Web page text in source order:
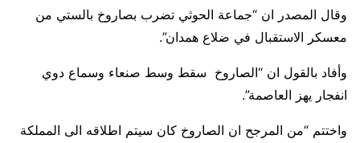
وقال المصدر ان “جماعة الحوثي تضرب بصاروخ بالستي من
معسكر الاستقبال في ضلاع همدان”.
وأفاد بالقول ان “الصاروخ سقط وسط صنعاء وسماع دوي
انفجار يهز العاصمة”.
واختتم “من المرجح ان الصاروخ كان سيتم اطلاقه الى المملكة